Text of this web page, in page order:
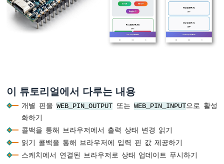
어
노
ESP32
-
녕
계
아
이 튜토리얼에서 다루는 내용
개별 핀을WEB_PIN_OUTPUT 또는 WEB_PIN_INPUT으로 활성
화하기
콜백을 통해 브라우저에서 출력 상태 변경 읽기
읽기 콜백을 통해 브라우저에 입력 핀 값 제공하기
스케치에서 연결된 브라우저로 상태 업데이트 푸시하기